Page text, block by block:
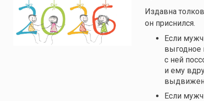
Издавна
он приснился.
Если
выгодное
с ней
и ему
Если